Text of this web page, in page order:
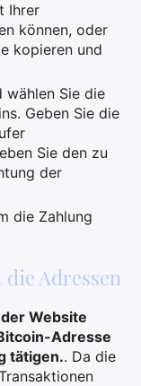
Ihrer
können, oder
kopieren und
wählen Sie die
Geben Sie die
Sie den zu
der
die Zahlung
Adressen
Website
Adresse
tätigen.. Da die